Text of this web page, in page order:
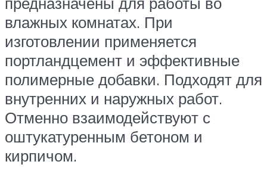
влажных комнатах. При
изготовлении применяется
портландцемент и эффективные
полимерные добавки. Подходят для
внутренних и наружных работ.
Отменно взаимодействуют с
оштукатуренным бетоном и
кирпичом.